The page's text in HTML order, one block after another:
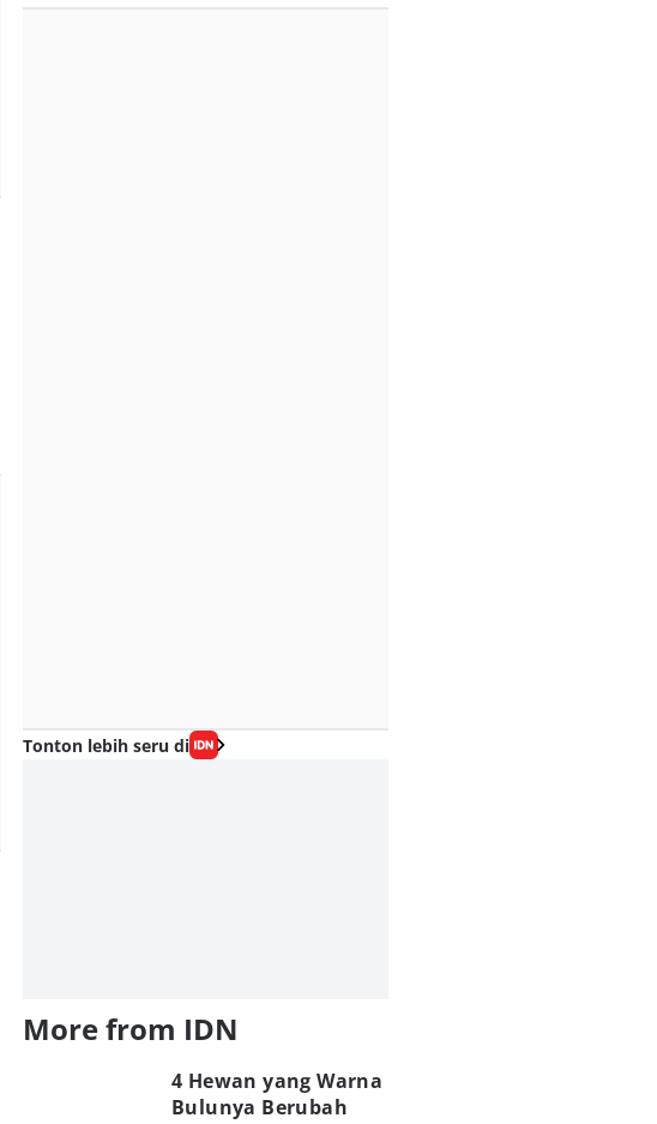
Tonton lebih seru di
More from IDN
4 Hewan yang Warna
Bulunya Berubah